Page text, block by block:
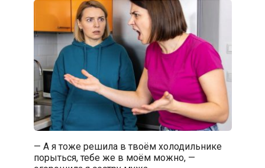
— А я тоже решила в твоём холодильнике
порыться, тебе же в моём можно, —